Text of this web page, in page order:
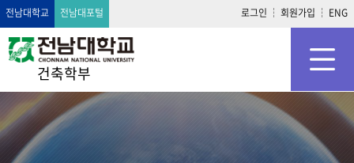
전남대학교 전남대포털 로그인 회원가입 ENG
건축학부